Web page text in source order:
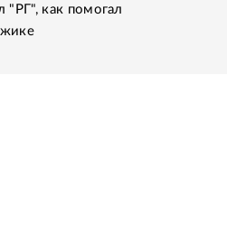
"РГ", как помогал